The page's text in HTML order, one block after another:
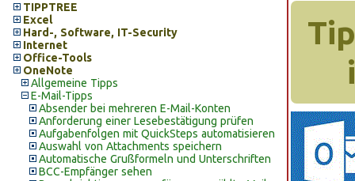
TIPPTREE
Excel
Hard-, Software, IT-Security
Internet
Office-Tools
OneNote
Allgemeine Tipps
E-Mail-Tipps
Absender bei mehreren E-Mail-Konten
Anforderung einer Lesebestätigung prüfen
Aufgabenfolgen mit QuickSteps automatisieren
Auswahl von Attachments speichern
Automatische Grußformeln und Unterschriften
BCC-Empfänger sehen